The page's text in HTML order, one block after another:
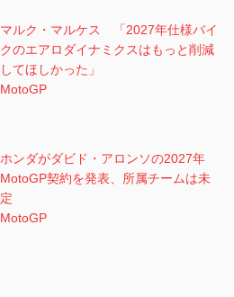
マルク・マルケス 「2027年仕様バイ
クのエアロダイナミクスはもっと削減
してほしかった」
MotoGP
ホンダがダビド・アロンソの2027年
MotoGP契約を発表、所属チームは未
定
MotoGP